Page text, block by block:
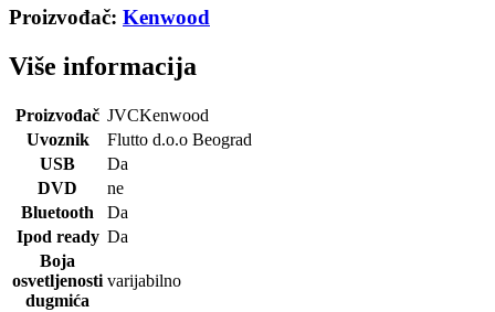
Proizvođač: Kenwood
Više informacija
Proizvođač JVCKenwood
Uvoznik
Flutto d.o.o Beograd
USB
Da
DVD
ne
Bluetooth
Da
Ipod ready Da
Boja
osvetljenosti
dugmića
varijabilno